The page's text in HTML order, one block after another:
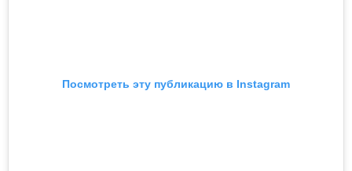
Посмотреть эту публикацию в Instagram